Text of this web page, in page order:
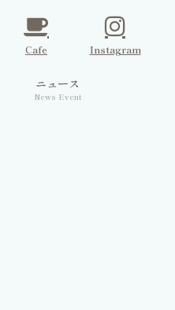
Cafe Instagram
ニュース
News Event